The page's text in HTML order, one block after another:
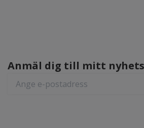
Anmäl dig till mitt